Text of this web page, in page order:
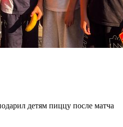
детям пиццу после матча